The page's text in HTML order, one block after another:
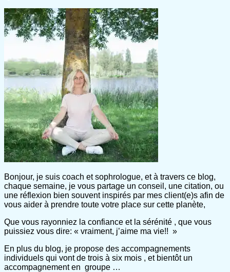
Bonjour, je suis coach et sophrologue, et à travers ce blog,
chaque semaine, je vous partage un conseil, une citation, ou
une réflexion bien souvent inspirés par mes client(e)s afin de
vous aider à prendre toute votre place sur cette planète,
Que vous rayonniez la confiance et la sérénité , que vous
puissiez vous dire: « vraiment, j’aime ma vie!! »
En plus du blog, je propose des accompagnements
individuels qui vont de trois à six mois , et bientôt un
accompagnement en groupe …